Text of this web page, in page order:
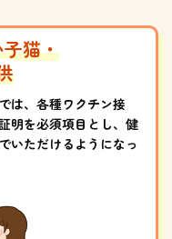
猫・
は、各種ワクチン接
明を必須項目とし、健
いただけるようになっ